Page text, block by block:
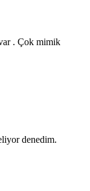
var . Çok mimik
denedim.